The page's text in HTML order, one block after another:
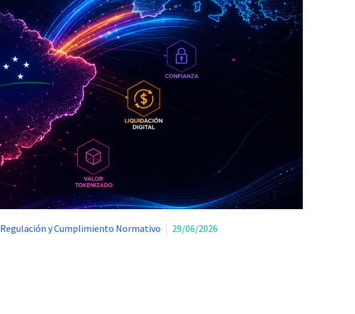
Regulación y Cumplimiento Normativo 29/06/2026